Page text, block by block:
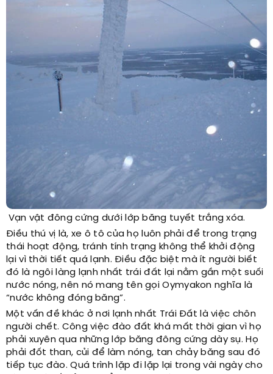
Vạn vật đông cứng dưới lớp băng tuyết trắng xóa.
Điều thú vị là, xe ô tô của họ luôn phải để trong trạng
thái hoạt động, tránh tính trạng không thể khởi động
lại vì thời tiết quá lạnh. Điều đặc biệt mà ít người biết
đó là ngôi làng lạnh nhất trái đất lại nằm gần một suối
nước nóng, nên nó mang tên gọi Oymyakon nghĩa là
“nước không đóng băng”.
Một vấn đề khác ở nơi lạnh nhất Trái Đất là việc chôn
người chết. Công việc đào đất khá mất thời gian vì họ
phải xuyên qua những lớp băng đông cứng dày sụ. Họ
phải đốt than, củi để làm nóng, tan chảy băng sau đó
tiếp tục đào. Quá trình lặp đi lặp lại trong vài ngày cho